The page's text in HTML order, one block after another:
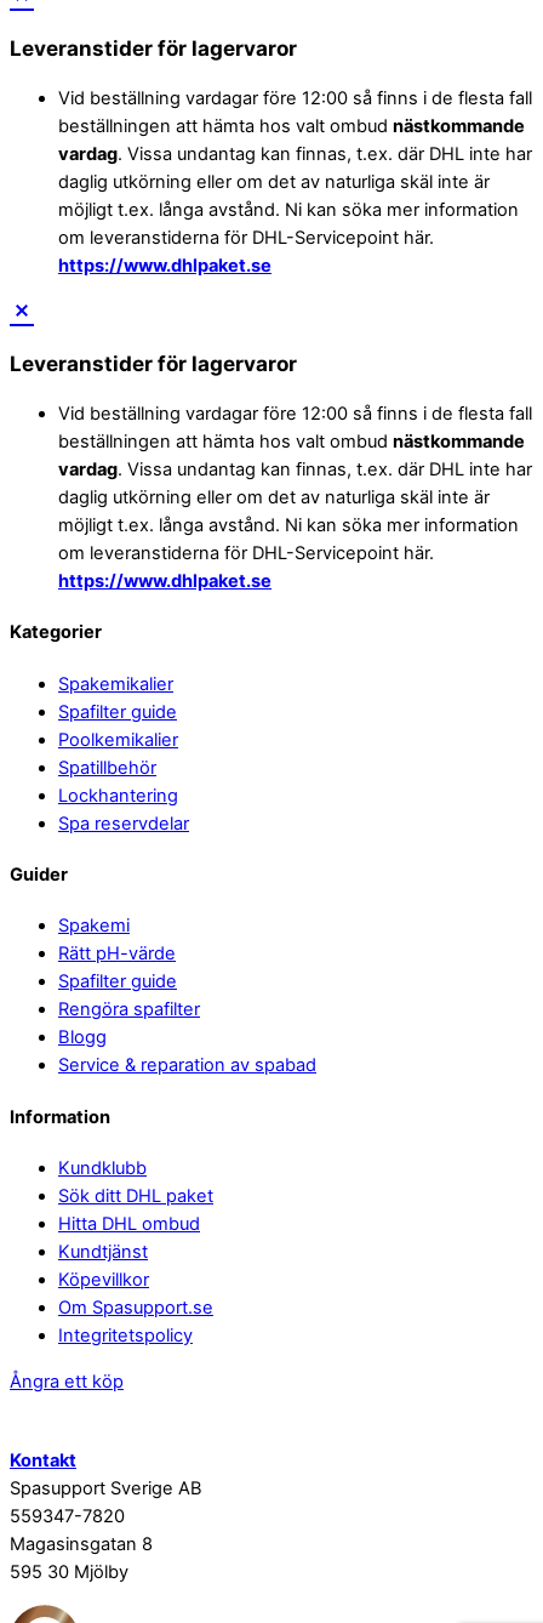
Leveranstider för lagervaror
Vid beställning vardagar före 12:00 så finns i de flesta fall
beställningen att hämta hos valt ombud nästkommande
vardag. Vissa undantag kan finnas, t.ex. där DHL inte har
daglig utkörning eller om det av naturliga skäl inte är
möjligt t.ex. långa avstånd. Ni kan söka mer information
om leveranstiderna för DHL-Servicepoint här.
https://www.dhlpaket.se
Leveranstider för lagervaror
Vid beställning vardagar före 12:00 så finns i de flesta fall
beställningen att hämta hos valt ombud nästkommande
vardag. Vissa undantag kan finnas, t.ex. där DHL inte har
daglig utkörning eller om det av naturliga skäl inte är
möjligt t.ex. långa avstånd. Ni kan söka mer information
om leveranstiderna för DHL-Servicepoint här.
https://www.dhlpaket.se
Back
Top
Kategorier
Spakemikalier
Spafilter guide
Poolkemikalier
Spatillbehör
Lockhantering
Spa reservdelar
Guider
Spakemi
Rätt pH-värde
Spafilter guide
Rengöra spafilter
Blogg
Service & reparation av spabad
Information
Kundklubb
Sök ditt DHL paket
Hitta DHL ombud
Kundtjänst
Köpevillkor
Om Spasupport.se
Integritetspolicy
Ångra ett köp
Kontakt
Spasupport Sverige AB
559347-7820
Magasinsgatan 8
595 30 Mjölby